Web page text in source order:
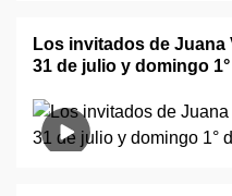
Los invitados de Juana
31 de julio y domingo